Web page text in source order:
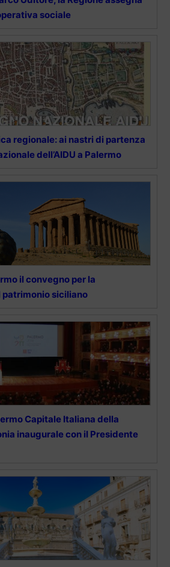
sociale
regionale: ai nastri di partenza
dell’AIDU a Palermo
il convegno per la
siciliano
Capitale Italiana della
inaugurale con il Presidente